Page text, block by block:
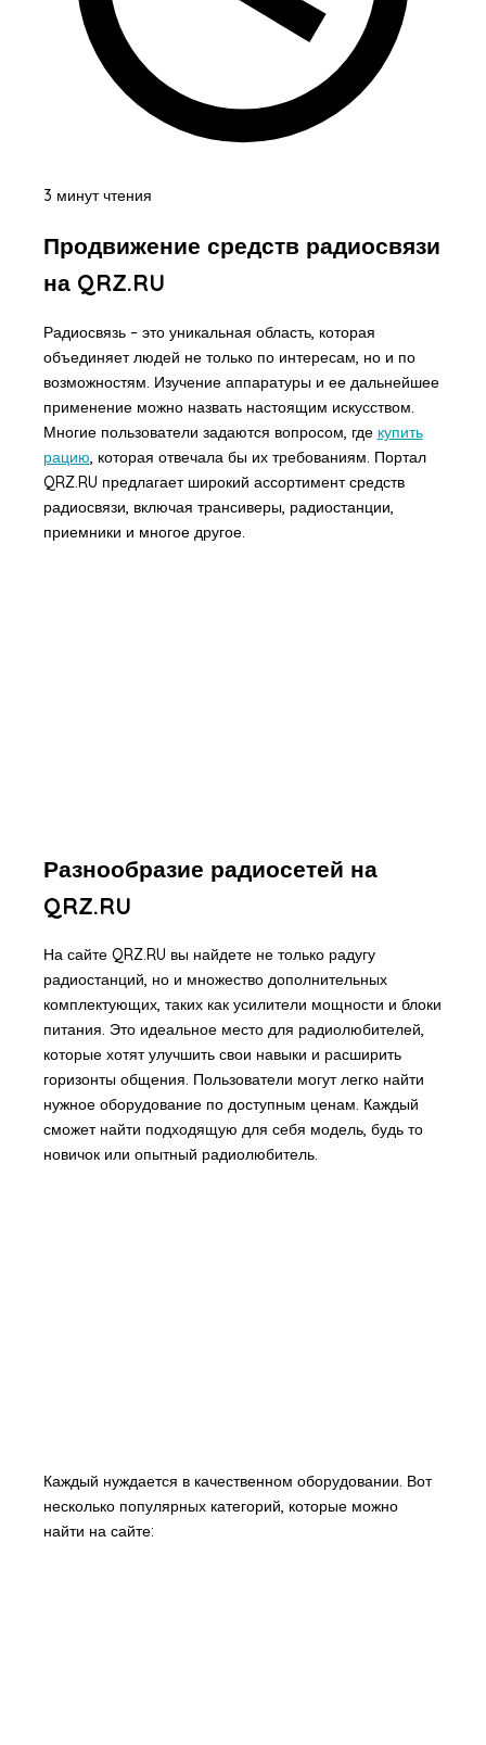
3 минут чтения
Продвижение средств радиосвязи
на QRZ.RU
Радиосвязь – это уникальная область, которая
объединяет людей не только по интересам, но и по
возможностям. Изучение аппаратуры и ее дальнейшее
применение можно назвать настоящим искусством.
Многие пользователи задаются вопросом, где купить
рацию , которая отвечала бы их требованиям. Портал
QRZ.RU предлагает широкий ассортимент средств
радиосвязи, включая трансиверы, радиостанции,
приемники и многое другое.
Разнообразие радиосетей на
QRZ.RU
На сайте QRZ.RU вы найдете не только радугу
радиостанций, но и множество дополнительных
комплектующих, таких как усилители мощности и блоки
питания. Это идеальное место для радиолюбителей,
которые хотят улучшить свои навыки и расширить
горизонты общения. Пользователи могут легко найти
нужное оборудование по доступным ценам. Каждый
сможет найти подходящую для себя модель, будь то
новичок или опытный радиолюбитель.
Каждый нуждается в качественном оборудовании. Вот
несколько популярных категорий, которые можно
найти на сайте: